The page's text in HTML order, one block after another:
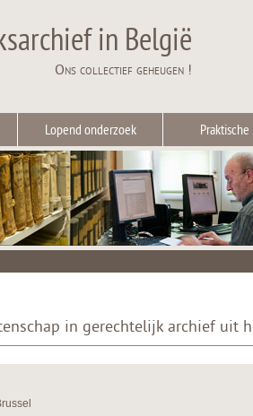
in België
Ons collectief geheugen !
Lopend onderzoek
in gerechtelijk archief uit